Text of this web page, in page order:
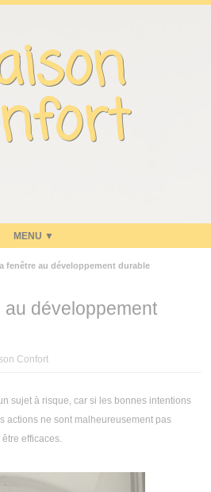
fenêtre au développement durable
développement
Confort
sujet à risque, car si les bonnes intentions
actions ne sont malheureusement pas
efficaces.